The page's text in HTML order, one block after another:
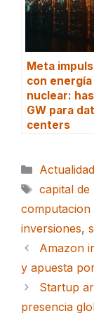
Meta
con energía
nuclear:
GW para
centers
Categorías
Etiquetas
capital de
computacion
inversiones,
Amazon
y apuesta
Startup
presencia